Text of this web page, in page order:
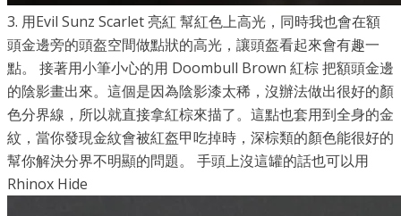
3. 用Evil Sunz Scarlet 亮紅 幫紅色上高光，同時我也會在額
頭金邊旁的頭盔空間做點狀的高光，讓頭盔看起來會有趣一
點。 接著用小筆小心的用 Doombull Brown 紅棕 把額頭金邊
的陰影畫出來。這個是因為陰影漆太稀，沒辦法做出很好的顏
色分界線，所以就直接拿紅棕來描了。這點也套用到全身的金
紋，當你發現金紋會被紅盔甲吃掉時，深棕類的顏色能很好的
幫你解決分界不明顯的問題。 手頭上沒這罐的話也可以用
Rhinox Hide